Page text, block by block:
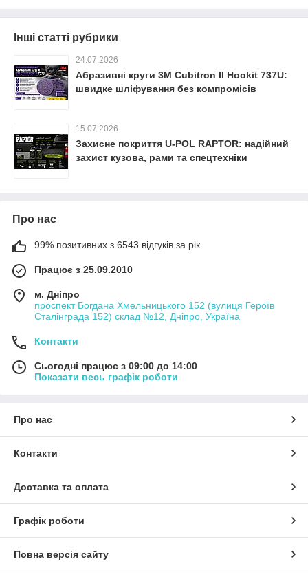
Інші статті рубрики
24.07.2026
Абразивні круги 3M Cubitron II Hookit 737U:
швидке шліфування без компромісів
15.07.2026
Захисне покриття U-POL RAPTOR: надійний
захист кузова, рами та спецтехніки
Про нас
99% позитивних з 6543 відгуків за рік
Працює з 25.09.2010
м. Дніпро
проспект Богдана Хмельницького 152 (вулиця Героїв
Сталінграда 152) склад №12, Дніпро, Україна
Контакти
Сьогодні працює з 09:00 до 14:00
Показати весь графік роботи
Про нас
Контакти
Доставка та оплата
Графік роботи
Повна версія сайту